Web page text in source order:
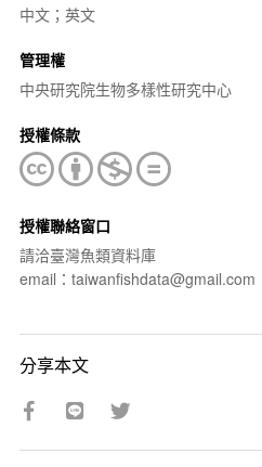
中文；英文
管理權
中央研究院生物多樣性研究中心
授權條款
授權聯絡窗口
請洽臺灣魚類資料庫
email：taiwanfishdata@gmail.com
分享本文